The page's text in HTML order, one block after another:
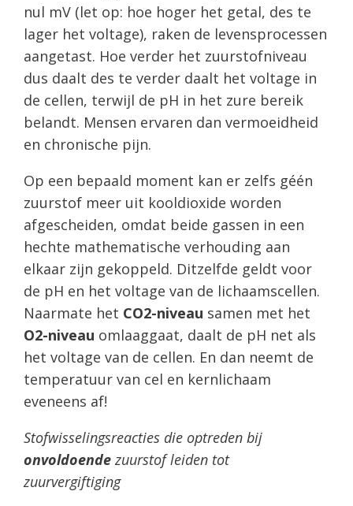
nul mV (let op: hoe hoger het getal, des te
lager het voltage), raken de levensprocessen
aangetast. Hoe verder het zuurstofniveau
dus daalt des te verder daalt het voltage in
de cellen, terwijl de pH in het zure bereik
belandt. Mensen ervaren dan vermoeidheid
en chronische pijn.
Op een bepaald moment kan er zelfs géén
zuurstof meer uit kooldioxide worden
afgescheiden, omdat beide gassen in een
hechte mathematische verhouding aan
elkaar zijn gekoppeld. Ditzelfde geldt voor
de pH en het voltage van de lichaamscellen.
Naarmate het CO2-niveau samen met het
O2-niveau omlaaggaat, daalt de pH net als
het voltage van de cellen. En dan neemt de
temperatuur van cel en kernlichaam
eveneens af!
Stofwisselingsreacties die optreden bij
onvoldoende zuurstof leiden tot
zuurvergiftiging